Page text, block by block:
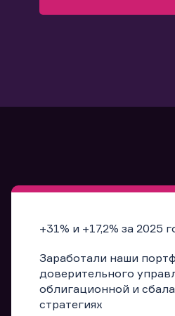
+31% и +17,2% за 2025
Заработали наши
доверительного
облигационной и
стратегиях